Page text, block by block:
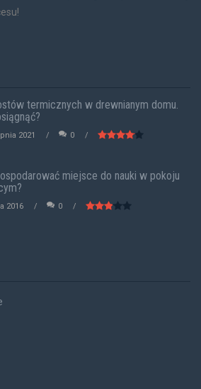
termicznych w drewnianym domu.
2021 0
miejsce do nauki w pokoju
2016 0